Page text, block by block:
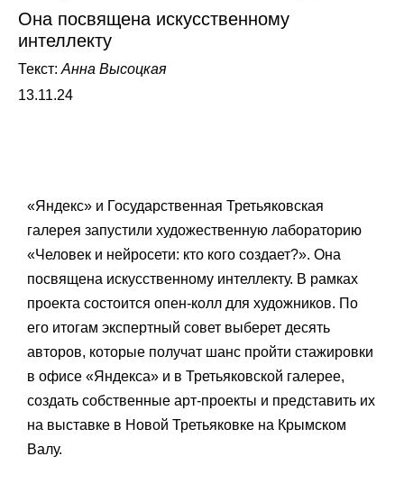
Она посвящена искусственному
интеллекту
Текст: Анна Высоцкая
13.11.24
«Яндекс» и Государственная Третьяковская
галерея запустили художественную лабораторию
«Человек и нейросети: кто кого создает?». Она
посвящена искусственному интеллекту. В рамках
проекта состоится опен-колл для художников. По
его итогам экспертный совет выберет десять
авторов, которые получат шанс пройти стажировки
в офисе «Яндекса» и в Третьяковской галерее,
создать собственные арт-проекты и представить их
на выставке в Новой Третьяковке на Крымском
Валу.